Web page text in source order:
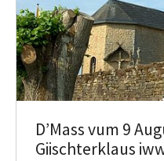
D’Mass vum 9
Giischterklaus